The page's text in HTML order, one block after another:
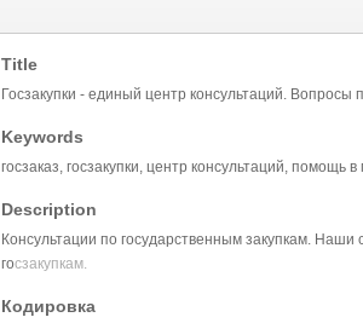
Title
Госзакупки - единый центр консультаций. Вопросы
Keywords
госзаказ, госзакупки, центр консультаций, помощь
Description
Консультации по государственным закупкам.
госзакупкам.
Кодировка